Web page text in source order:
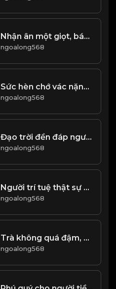
Nhận ân một giọt, báo ân một dòng! & Đạo
ngoalong568
Sức hèn chớ vác nặng nhiều Nói không trọng lượng chớ điều khuyên ai! & Đạo
ngoalong568
Đạo trời đền đáp người cần cù! & Đạo
ngoalong568
Người trí tuệ thật sự biết khiêm tốn, sống một cách khiêm nhường thấp điệu! & Đạo
ngoalong568
Trà không quá đậm, cơm không quá no! & Đạo
ngoalong568